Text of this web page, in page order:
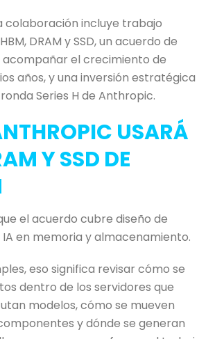
colaboración incluye trabajo
DRAM y SSD, un acuerdo de
el crecimiento de
años, y una inversión estratégica
Series H de Anthropic.
USARÁ
Y SSD DE
el acuerdo cubre diseño de
en memoria y almacenamiento.
eso significa revisar cómo se
dentro de los servidores que
modelos, cómo se mueven
y dónde se generan